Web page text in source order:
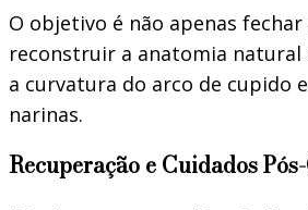
O objetivo é não apenas
reconstruir a anatomia
a curvatura do arco de cupido
narinas.
Recuperação e Cuidados